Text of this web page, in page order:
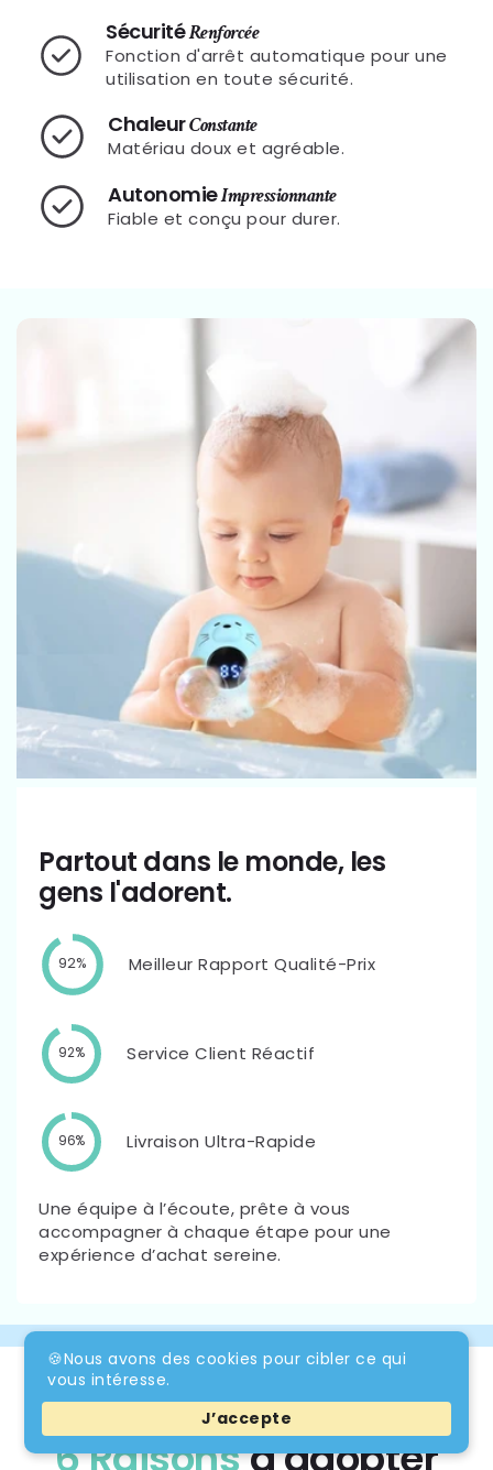
SécuritéRenforcée
Fonction d'arrêt automatique pour une
utilisation en toute sécurité.
ChaleurConstante
Matériau doux et agréable.
AutonomieImpressionnante
Fiable et conçu pour durer.
Partout dans le monde, les
gens l'adorent.
92% Meilleur Rapport Qualité-Prix
92% Service Client Réactif
96% Livraison Ultra-Rapide
Une équipe à l’écoute, prête à vous
accompagner à chaque étape pour une
expérience d’achat sereine.
6 Raisonsd'adopter
🍪Nous avons des cookies pour cibler ce qui
vous intéresse.
J’accepte